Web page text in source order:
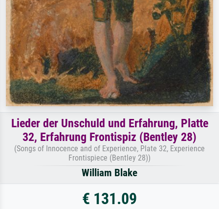
Lieder der Unschuld und Erfahrung, Platte
32, Erfahrung Frontispiz (Bentley 28)
(Songs of Innocence and of Experience, Plate 32, Experience
Frontispiece (Bentley 28))
William Blake
€ 131.09